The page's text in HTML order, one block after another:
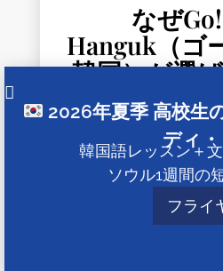
なぜ
Hanguk（ゴ
韓国）が選
2026年夏季 高校生
ディ
韓国語レッスン＋
ソウル1週間の
フライ